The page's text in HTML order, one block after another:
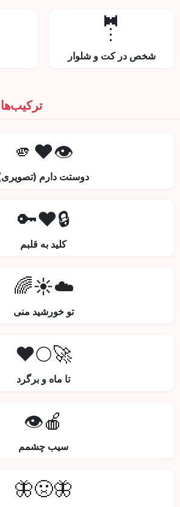
🤵
شخص در کت و شلوار
👁️❤️🫵
دوستت دارم
🔒❤️🔑
کلید به قلبم
☁️☀️🌈
تو خورشید منی
🚀🌕❤️
تا ماه و برگرد
🍎👁️
سیب چشمم
🦋🤢🦋